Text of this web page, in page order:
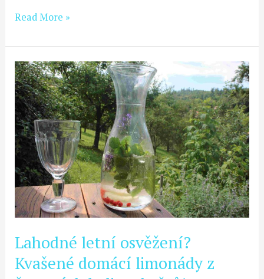
Read More »
Lahodné letní osvěžení?
Kvašené domácí limonády z
Lahodné
letní
osvěžení?
Kvašené
domácí
limonády
z
čerstvých
bylin
a
květů!